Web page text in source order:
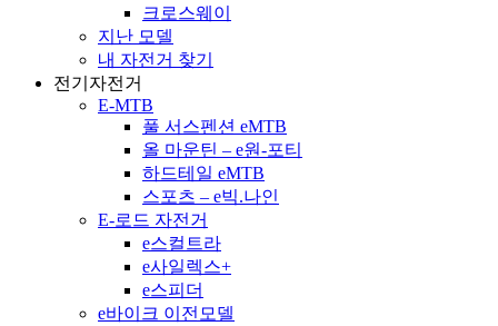
크로스웨이
지난 모델
내 자전거 찾기
전기자전거
E-MTB
풀 서스펜션 eMTB
올 마운틴 – e원-포티
하드테일 eMTB
스포츠 – e빅.나인
E-로드 자전거
e스컬트라
e사일렉스+
e스피더
e바이크 이전모델